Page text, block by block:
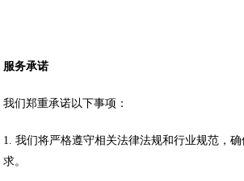
服务承诺
我们郑重承诺以下事项：
1. 我们将严格遵守相关法律法规和行业规范，
求。